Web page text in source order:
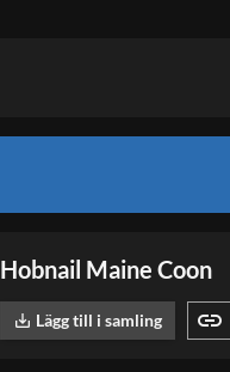
Hobnail Maine Coon
save_alt Lägg till i samling link